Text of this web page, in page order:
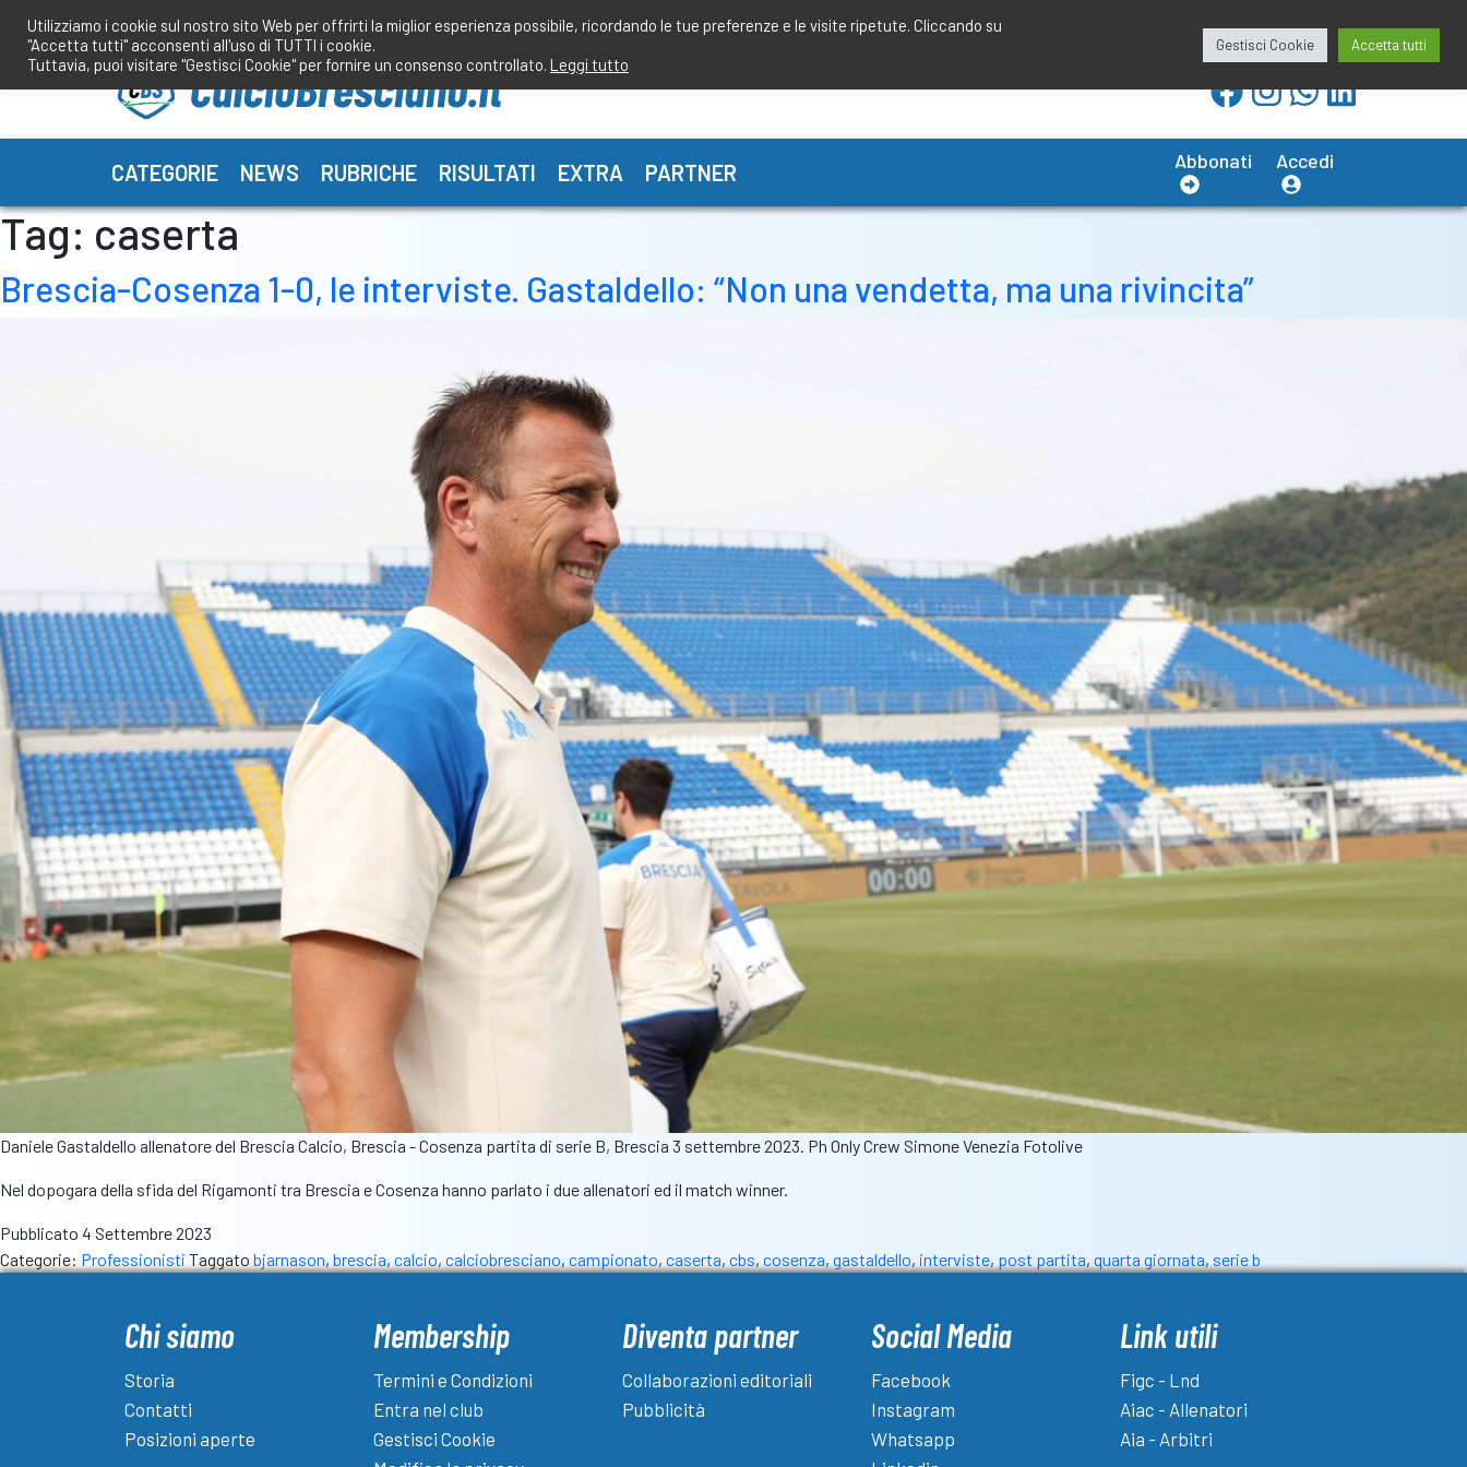
contenuto
redazione@calciobresciano.it
CATEGORIE NEWS RUBRICHE RISULTATI EXTRA PARTNER Abbonati Accedi
Tag: caserta
Brescia-Cosenza 1-0, le interviste. Gastaldello: “Non una vendetta, ma una rivincita”
Daniele Gastaldello allenatore del Brescia Calcio, Brescia - Cosenza partita di serie B, Brescia 3 settembre 2023. Ph Only Crew Simone Venezia Fotolive
Nel dopogara della sfida del Rigamonti tra Brescia e Cosenza hanno parlato i due allenatori ed il match winner.
Pubblicato 4 Settembre 2023
Categorie: Professionisti Taggato bjarnason, brescia, calcio, calciobresciano, campionato, caserta, cbs, cosenza, gastaldello, interviste, post partita, quarta giornata, serie b
Chi siamo
Storia
Contatti
Posizioni aperte
Membership
Termini e Condizioni
Entra nel club
Gestisci Cookie
Diventa partner
Collaborazioni editoriali
Pubblicità
Social Media
Facebook
Instagram
Whatsapp
Link utili
Figc - Lnd
Aiac - Allenatori
Aia - Arbitri
Utilizziamo i cookie sul nostro sito Web per offrirti la miglior esperienza possibile, ricordando le tue preferenze e le visite ripetute. Cliccando su
"Accetta tutti" acconsenti all'uso di TUTTI i cookie.
Tuttavia, puoi visitare "Gestisci Cookie" per fornire un consenso controllato. Leggi tutto
Gestisci Cookie Accetta tutti